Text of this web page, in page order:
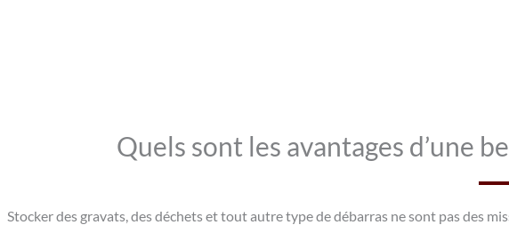
Quels sont les avantages d’une
Stocker des gravats, des déchets et tout autre type de débarras ne sont pas des